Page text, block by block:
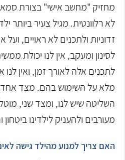
מחזיק "מחשב אישי" בצורת
לא רלוונטית. מגיל צעיר ביותר
זדוניות ולתכנים לא ראויים,
לסינון ומעקב, אין לנו יכולת
לתכנים אלה לאורך זמן, ואין
מלא על השימוש בהם. מצד אחד,
השליטה שיש לנו, ומצד שני,
מעורבים ולהעניק לילדינו ביטחון
האם צריך למנוע מהילד גישה